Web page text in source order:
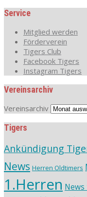
Service
Mitglied werden
Förderverein
Tigers Club
Facebook Tigers
Instagram Tigers
Vereinsarchiv
Vereinsarchiv
Tigers
Ankündigung
News Herren Oldtimers
1.Herren News